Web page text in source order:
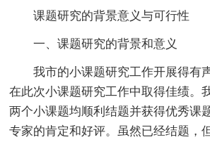
课题研究的背景意义与可行性
一、课题研究的背景和意义
我市的小课题研究工作开展得有
在此次小课题研究工作中取得佳绩。
两个小课题均顺利结题并获得优秀课
专家的肯定和好评。虽然已经结题，